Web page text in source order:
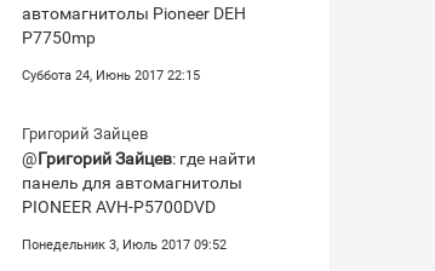
автомагнитолы Pioneer DEH
P7750mp
Суббота 24, Июнь 2017 22:15
Григорий Зайцев
@Григорий Зайцев: где найти
панель для автомагнитолы
PIONEER AVH-P5700DVD
Понедельник 3, Июль 2017 09:52